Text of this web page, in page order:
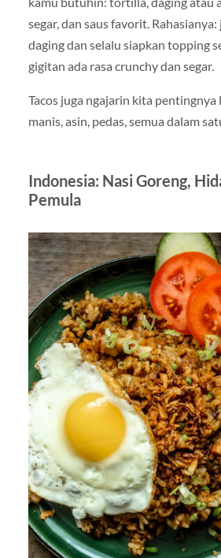
segar, dan saus favorit.
daging dan selalu siapkan topping
gigitan ada rasa crunchy dan segar.
Tacos juga ngajarin kita
manis, asin, pedas, semua dalam
Indonesia: Nasi Goreng,
Pemula